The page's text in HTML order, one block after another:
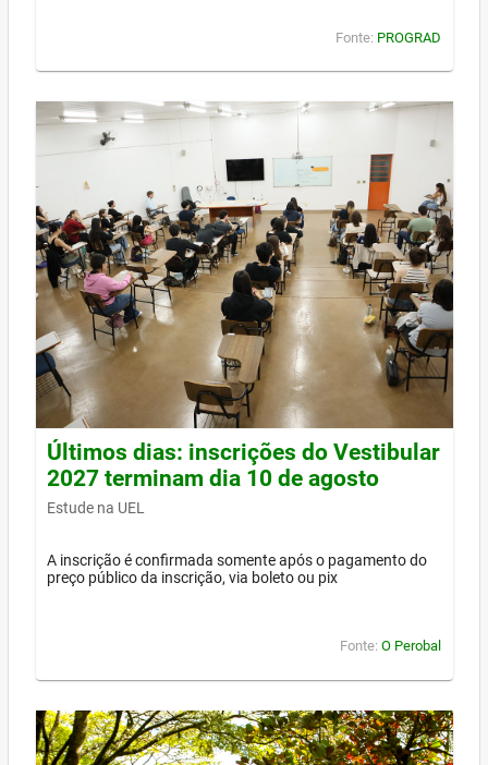
Fonte: PROGRAD
Últimos dias: inscrições do Vestibular
2027 terminam dia 10 de agosto
Estude na UEL
A inscrição é confirmada somente após o pagamento do
preço público da inscrição, via boleto ou pix
Fonte: O Perobal